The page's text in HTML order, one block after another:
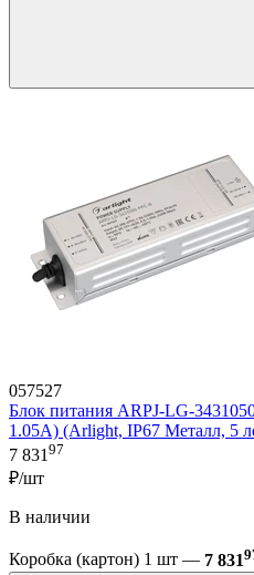
057527
Блок питания ARPJ-LG-
1.05A) (Arlight, IP67 Металл, 5
7 83197
₽/шт
В наличии
Коробка (картон) 1 шт — 7 831